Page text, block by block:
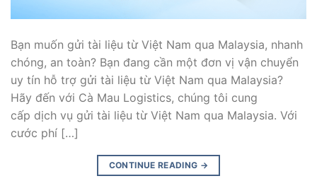
Bạn muốn gửi tài liệu từ Việt Nam qua Malaysia, nhanh
chóng, an toàn? Bạn đang cần một đơn vị vận chuyển
uy tín hỗ trợ gửi tài liệu từ Việt Nam qua Malaysia?
Hãy đến với Cà Mau Logistics, chúng tôi cung
cấp dịch vụ gửi tài liệu từ Việt Nam qua Malaysia. Với
cước phí […]
CONTINUE READING →